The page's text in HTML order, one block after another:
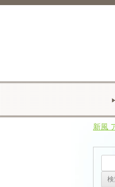
新風